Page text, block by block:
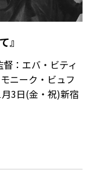
』
：エバ・ビティ
ニーク・ビュフ
3日(金・祝)新宿